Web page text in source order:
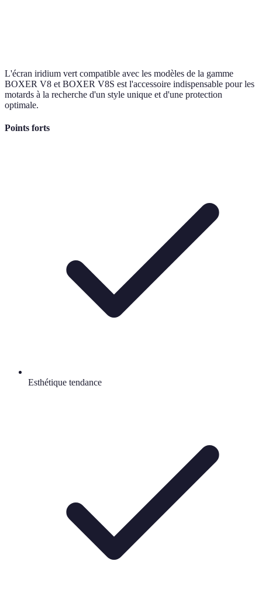
L'écran iridium vert compatible avec les modèles de la gamme
BOXER V8 et BOXER V8S est l'accessoire indispensable pour les
motards à la recherche d'un style unique et d'une protection
optimale.
Points forts
Esthétique tendance